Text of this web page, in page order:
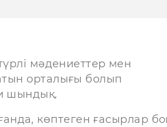
мәдениеттер мен
орталығы болып
шындық.
көптеген ғасырлар